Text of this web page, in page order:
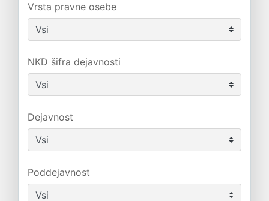
Vrsta pravne osebe
NKD šifra dejavnosti
Dejavnost
Poddejavnost